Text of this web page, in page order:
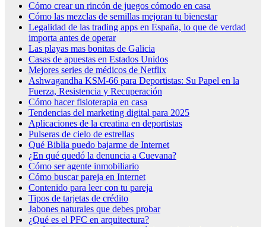
Cómo crear un rincón de juegos cómodo en casa
Cómo las mezclas de semillas mejoran tu bienestar
Legalidad de las trading apps en España, lo que de verdad
importa antes de operar
Las playas mas bonitas de Galicia
Casas de apuestas en Estados Unidos
Mejores series de médicos de Netflix
Ashwagandha KSM-66 para Deportistas: Su Papel en la
Fuerza, Resistencia y Recuperación
Cómo hacer fisioterapia en casa
Tendencias del marketing digital para 2025
Aplicaciones de la creatina en deportistas
Pulseras de cielo de estrellas
Qué Biblia puedo bajarme de Internet
¿En qué quedó la denuncia a Cuevana?
Cómo ser agente inmobiliario
Cómo buscar pareja en Internet
Contenido para leer con tu pareja
Tipos de tarjetas de crédito
Jabones naturales que debes probar
¿Qué es el PFC en arquitectura?